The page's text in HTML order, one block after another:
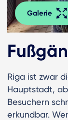
Galerie
Riga ist zwar
Hauptstadt,
Besuchern
erkundbar.